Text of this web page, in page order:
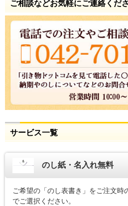
ご相談などお気軽にご連絡くだ
サービス一覧
のし紙・名入れ無料
ご希望の「のし表書き」をご注文時
でご選択ください。